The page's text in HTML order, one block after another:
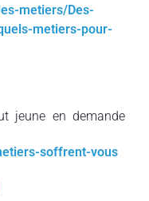
metiers/Des-
metiers-pour-
jeune en demande
soffrent-vous